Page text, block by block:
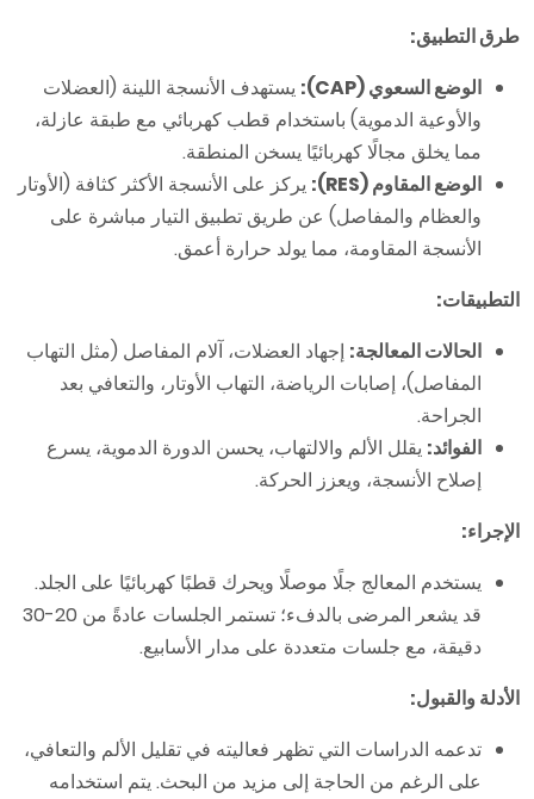
طرق التطبيق:
الوضع السعوي (CAP):
يستهدف الأنسجة اللينة (العضلات
والأوعية الدموية) باستخدام قطب كهربائي مع طبقة عازلة،
مما يخلق مجالًا كهربائيًا يسخن المنطقة.
الوضع المقاوم (RES):
يركز على الأنسجة الأكثر كثافة (الأوتار
والعظام والمفاصل) عن طريق تطبيق التيار مباشرة على
الأنسجة المقاومة، مما يولد حرارة أعمق.
التطبيقات:
الحالات المعالجة: إجهاد العضلات، آلام المفاصل (مثل التهاب
المفاصل)، إصابات الرياضة، التهاب الأوتار، والتعافي بعد
الجراحة.
الفوائد: يقلل الألم والالتهاب، يحسن الدورة الدموية، يسرع
إصلاح الأنسجة، ويعزز الحركة.
الإجراء:
يستخدم المعالج جلًا موصلًا ويحرك قطبًا كهربائيًا على الجلد.
قد يشعر المرضى بالدفء؛ تستمر الجلسات عادةً من 20-30
دقيقة، مع جلسات متعددة على مدار الأسابيع.
الأدلة والقبول:
تدعمه الدراسات التي تظهر فعاليته في تقليل الألم والتعافي،
على الرغم من الحاجة إلى مزيد من البحث. يتم استخدامه